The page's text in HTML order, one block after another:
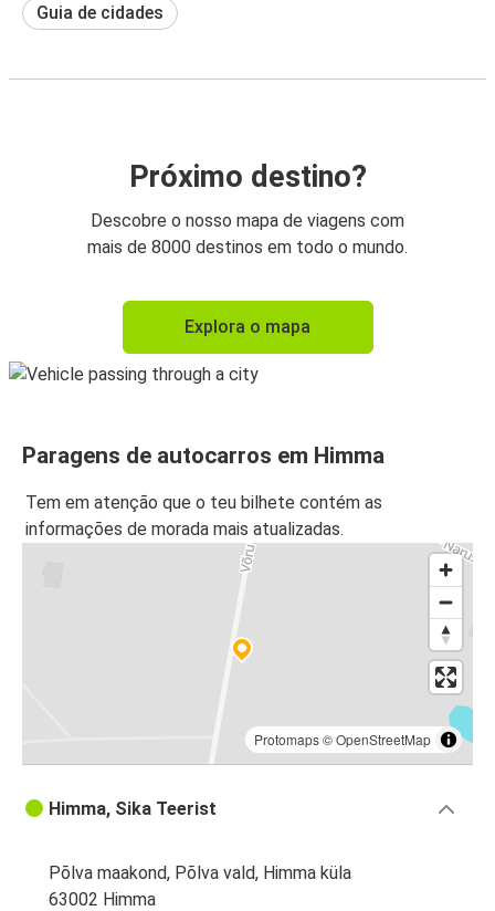
Guia de cidades
Próximo destino?
Descobre o nosso mapa de viagens com
mais de 8000 destinos em todo o mundo.
Explora o mapa
Paragens de autocarros em Himma
Tem em atenção que o teu bilhete contém as
informações de morada mais atualizadas.
Protomaps©OpenStreetMap
Himma, Sika Teerist
Põlva maakond, Põlva vald, Himma küla
63002 Himma